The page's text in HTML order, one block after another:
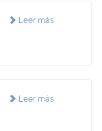
Leer más
Leer más